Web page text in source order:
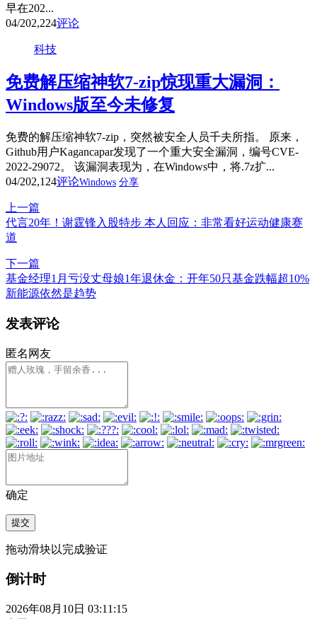
早在202...
04/202,224评论
科技
免费解压缩神软7-zip惊现重大漏洞：
Windows版至今未修复
免费的解压缩神软7-zip，突然被安全人员千夫所指。 原来，
Github用户Kagancapar发现了一个重大安全漏洞，编号CVE-
2022-29072。 该漏洞表现为，在Windows中，将.7z扩...
04/202,124评论Windows 分享
上一篇
代言20年！谢霆锋入股特步 本人回应：非常看好运动健康赛
道
下一篇
基金经理1月亏没丈母娘1年退休金：开年50只基金跌幅超10%
新能源依然是趋势
发表评论
匿名网友
确定
提交
拖动滑块以完成验证
倒计时
2026年08月10日 03:11:15